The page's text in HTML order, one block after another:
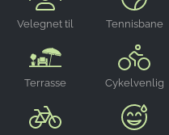
Velegnet til
Tennisbane
Terrasse Cykelvenlig